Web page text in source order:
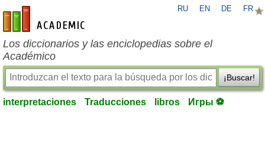
es-academic.com
RU EN DE FR
Los diccionarios y las enciclopedias sobre el
Académico
¡Buscar!
interpretaciones Traducciones libros Игры ⚽